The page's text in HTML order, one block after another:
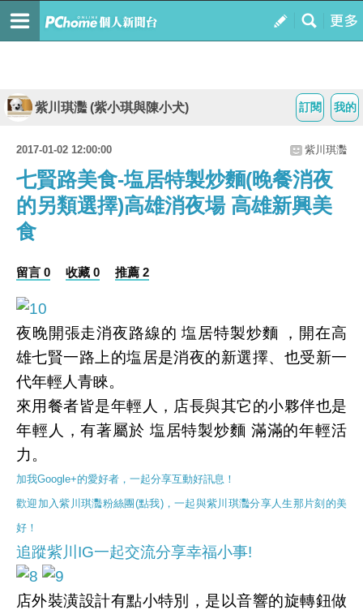
我的
訂閱
紫川琪灩 (紫小琪與陳小犬)
2017-01-02 12:00:00 紫川琪灩
七賢路美食-塩居特製炒麵(晚餐消夜
的另類選擇)高雄消夜場 高雄新興美
食
留言 0 收藏 0 推薦 2
夜晚開張走消夜路線的 塩居特製炒麵 ，開在高
雄七賢一路上的塩居是消夜的新選擇、也受新一
代年輕人青睞。
來用餐者皆是年輕人，店長與其它的小夥伴也是
年輕人，有著屬於 塩居特製炒麵 滿滿的年輕活
力。
加我Google+的愛好者，一起分享互動好訊息！
歡迎加入紫川琪灩粉絲團(點我)，一起與紫川琪灩分享人生那片刻的美
好！
追蹤紫川IG一起交流分享幸福小事!
店外裝潢設計有點小特別，是以音響的旋轉鈕做